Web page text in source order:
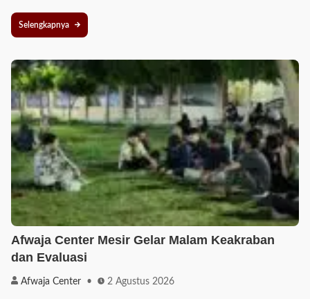
Selengkapnya
Afwaja Center Mesir Gelar Malam Keakraban
dan Evaluasi
Afwaja Center 2 Agustus 2026